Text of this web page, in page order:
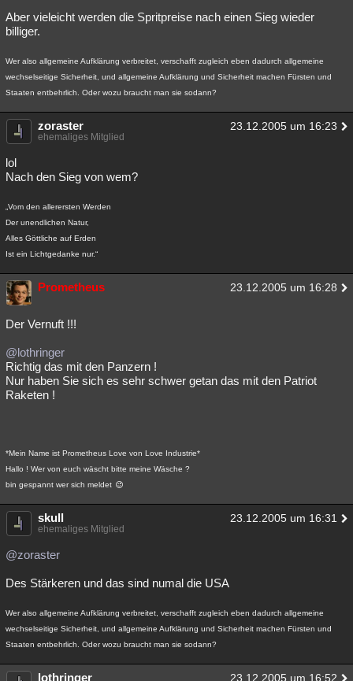
Aber vieleicht werden die Spritpreise nach einen Sieg wieder
billiger.
Wer also allgemeine Aufklärung verbreitet, verschafft zugleich eben dadurch allgemeine
wechselseitige Sicherheit, und allgemeine Aufklärung und Sicherheit machen Fürsten und
Staaten entbehrlich. Oder wozu braucht man sie sodann?
zoraster 23.12.2005 um 16:23
ehemaliges Mitglied
lol
Nach den Sieg von wem?
„Vom den allerersten Werden
Der unendlichen Natur,
Alles Göttliche auf Erden
Ist ein Lichtgedanke nur.“
Prometheus 23.12.2005 um 16:28
Der Vernuft !!!
@lothringer
Richtig das mit den Panzern !
Nur haben Sie sich es sehr schwer getan das mit den Patriot
Raketen !
*Mein Name ist Prometheus Love von Love Industrie*
Hallo ! Wer von euch wäscht bitte meine Wäsche ?
bin gespannt wer sich meldet
skull 23.12.2005 um 16:31
ehemaliges Mitglied
@zoraster
Des Stärkeren und das sind numal die USA
Wer also allgemeine Aufklärung verbreitet, verschafft zugleich eben dadurch allgemeine
wechselseitige Sicherheit, und allgemeine Aufklärung und Sicherheit machen Fürsten und
Staaten entbehrlich. Oder wozu braucht man sie sodann?
lothringer 23.12.2005 um 16:52